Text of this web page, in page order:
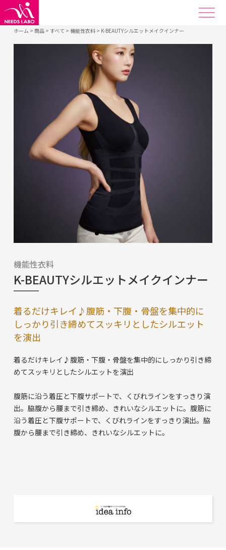
ホーム > 商品> すべて > 機能性衣料> K-BEAUTYシルエットメイクインナー
機能性衣料
K-BEAUTYシルエットメイクインナー
着るだけキレイ♪腹筋・下腹・骨盤を集中的に
しっかり引き締めてスッキリとしたシルエット
を演出
着るだけキレイ♪腹筋・下腹・骨盤を集中的にしっかり引き締
めてスッキリとしたシルエットを演出
腹筋に沿う着圧と下腹サポートで、くびれラインをすっきり演
出。脇腹から腰まで引き締め、きれいなシルエットに。腹筋に
沿う着圧と下腹サポートで、くびれラインをすっきり演出。脇
腹から腰まで引き締め、きれいなシルエットに。